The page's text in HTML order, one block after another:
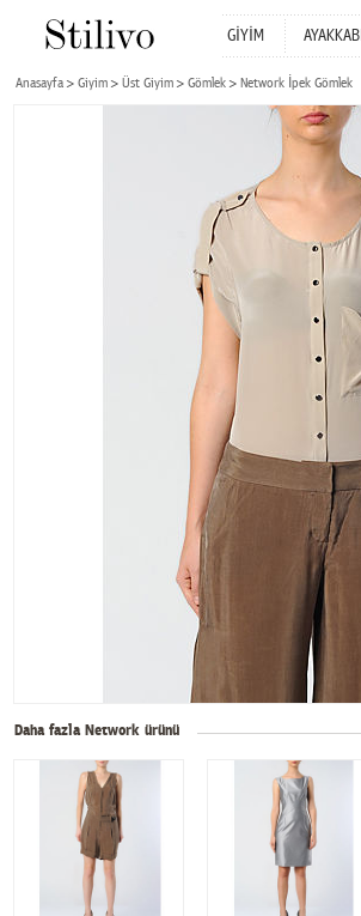
GİYİM AYAKKABI
Anasayfa Giyim Üst Giyim Gömlek Network İpek Gömlek
Daha fazla Network ürünü